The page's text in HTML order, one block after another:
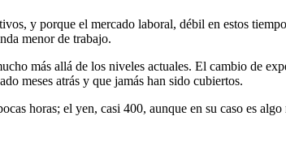
y porque el mercado laboral, débil en estos
menor de trabajo.
más allá de los niveles actuales. El cambio de
meses atrás y que jamás han sido cubiertos.
horas; el yen, casi 400, aunque en su caso es